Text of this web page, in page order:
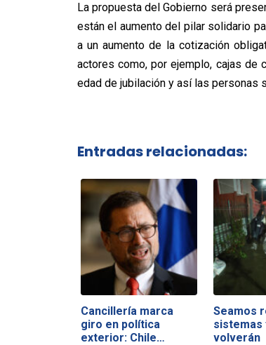
La propuesta del Gobierno será
están el aumento del pilar solidario
a un aumento de la cotización
actores como, por ejemplo, cajas de
edad de jubilación y así las personas
Entradas relacionadas:
Cancillería marca
giro en política
exterior: Chile…
Seamos
volverán